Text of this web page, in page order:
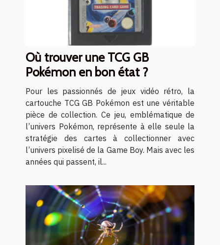
Où trouver une TCG GB
Pokémon en bon état ?
Pour les passionnés de jeux vidéo rétro, la
cartouche TCG GB Pokémon est une véritable
pièce de collection. Ce jeu, emblématique de
l’univers Pokémon, représente à elle seule la
stratégie des cartes à collectionner avec
l’univers pixelisé de la Game Boy. Mais avec les
années qui passent, il...